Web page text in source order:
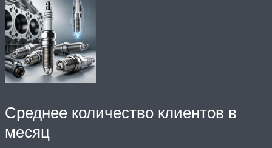
Среднее количество клиентов в
месяц